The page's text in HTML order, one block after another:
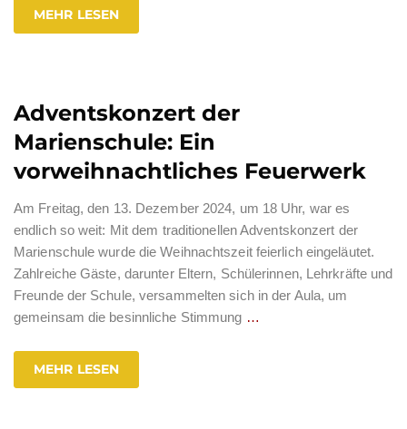
MEHR LESEN
Adventskonzert der
Marienschule: Ein
vorweihnachtliches Feuerwerk
Am Freitag, den 13. Dezember 2024, um 18 Uhr, war es
endlich so weit: Mit dem traditionellen Adventskonzert der
Marienschule wurde die Weihnachtszeit feierlich eingeläutet.
Zahlreiche Gäste, darunter Eltern, Schülerinnen, Lehrkräfte und
Freunde der Schule, versammelten sich in der Aula, um
gemeinsam die besinnliche Stimmung …
MEHR LESEN